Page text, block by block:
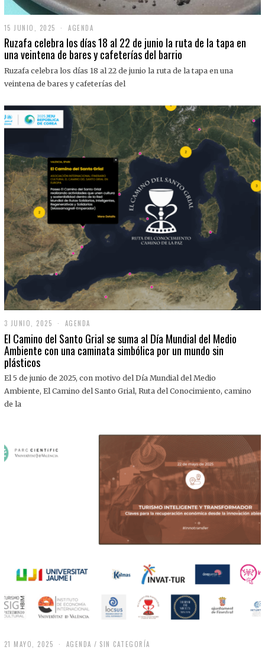
15 JUNIO, 2025
J
U
I
O
0
2
5
AGENDA
Ruzafa celebra los días 18 al 22 de junio la ruta de la tapa en
una veintena de bares y cafeterías del barrio
Ruzafa celebra los días 18 al 22 de junio la ruta de la tapa en una
veintena de bares y cafeterías del
3 JUNIO, 2025
J
U
N
,
0
AGENDA
El Camino del Santo Grial se suma al Día Mundial del Medio
Ambiente con una caminata simbólica por un mundo sin
plásticos
El 5 de junio de 2025, con motivo del Día Mundial del Medio
Ambiente, El Camino del Santo Grial, Ruta del Conocimiento, camino
de la
21 MAYO, 2025 AGENDA / SIN CATEGORÍA